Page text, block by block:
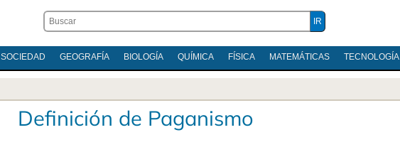
SOCIEDAD GEOGRAFÍA BIOLOGÍA QUÍMICA FÍSICA MATEMÁTICAS TECNOLOGÍA
Definición de Paganismo